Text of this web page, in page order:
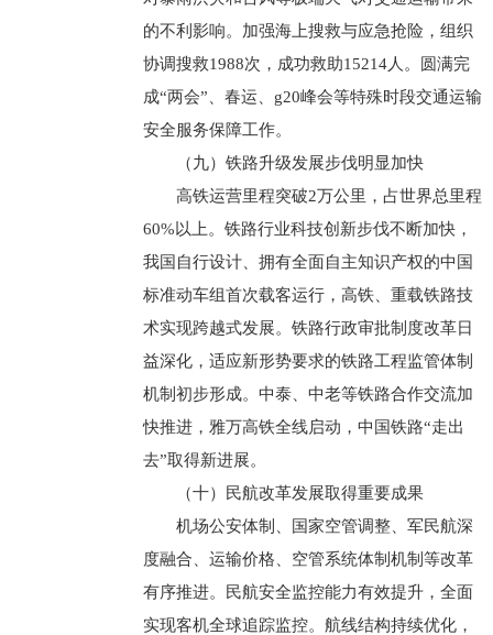
的不利影响。加强海上搜救与应急抢险，组织
协调搜救1988次，成功救助15214人。圆满完
成“两会”、春运、g20峰会等特殊时段交通运输
安全服务保障工作。
（九）铁路升级发展步伐明显加快
高铁运营里程突破2万公里，占世界总里程
60%以上。铁路行业科技创新步伐不断加快，
我国自行设计、拥有全面自主知识产权的中国
标准动车组首次载客运行，高铁、重载铁路技
术实现跨越式发展。铁路行政审批制度改革日
益深化，适应新形势要求的铁路工程监管体制
机制初步形成。中泰、中老等铁路合作交流加
快推进，雅万高铁全线启动，中国铁路“走出
去”取得新进展。
（十）民航改革发展取得重要成果
机场公安体制、国家空管调整、军民航深
度融合、运输价格、空管系统体制机制等改革
有序推进。民航安全监控能力有效提升，全面
实现客机全球追踪监控。航线结构持续优化，